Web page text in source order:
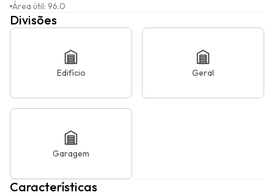
Área útil: 96.0
Divisões
Edifício Geral
Garagem
Características